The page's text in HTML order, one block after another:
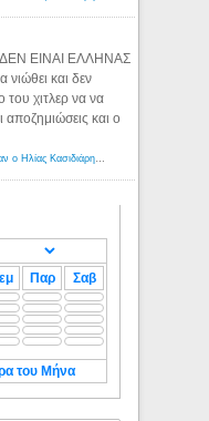
ΔΕΝ ΕΙΝΑΙ ΕΛΛΗΝΑΣ
νιώθει και δεν
του χιτλερ να να
αποζημιώσεις και ο
Παρ Σαβ
του Μήνα